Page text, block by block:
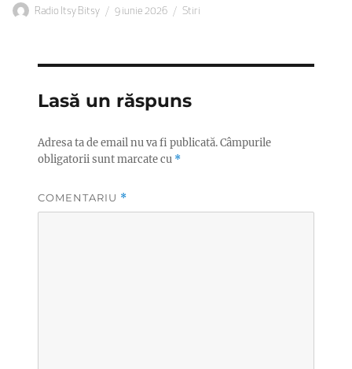
Autor
Radio Itsy Bitsy
Publicat
9 iunie 2026 Categorii
Stiri
Lasă un răspuns
Adresa ta de email nu va fi publicată.Câmpurile
obligatorii sunt marcate cu *
COMENTARIU *